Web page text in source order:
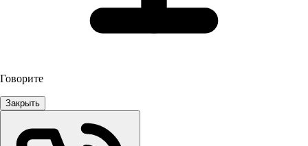
Говорите
Закрыть